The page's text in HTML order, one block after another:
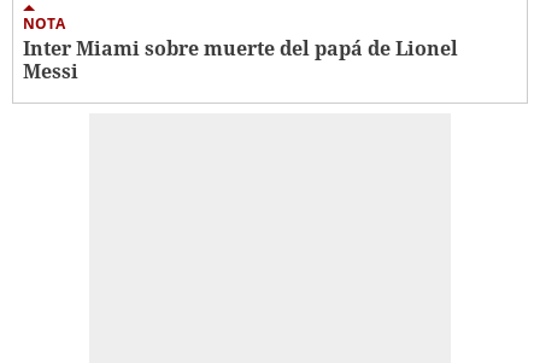
NOTA
Inter Miami sobre muerte del papá de Lionel
Messi